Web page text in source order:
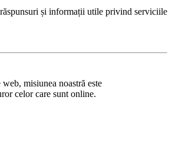
și informații utile privind serviciile
misiunea noastră este
celor care sunt online.